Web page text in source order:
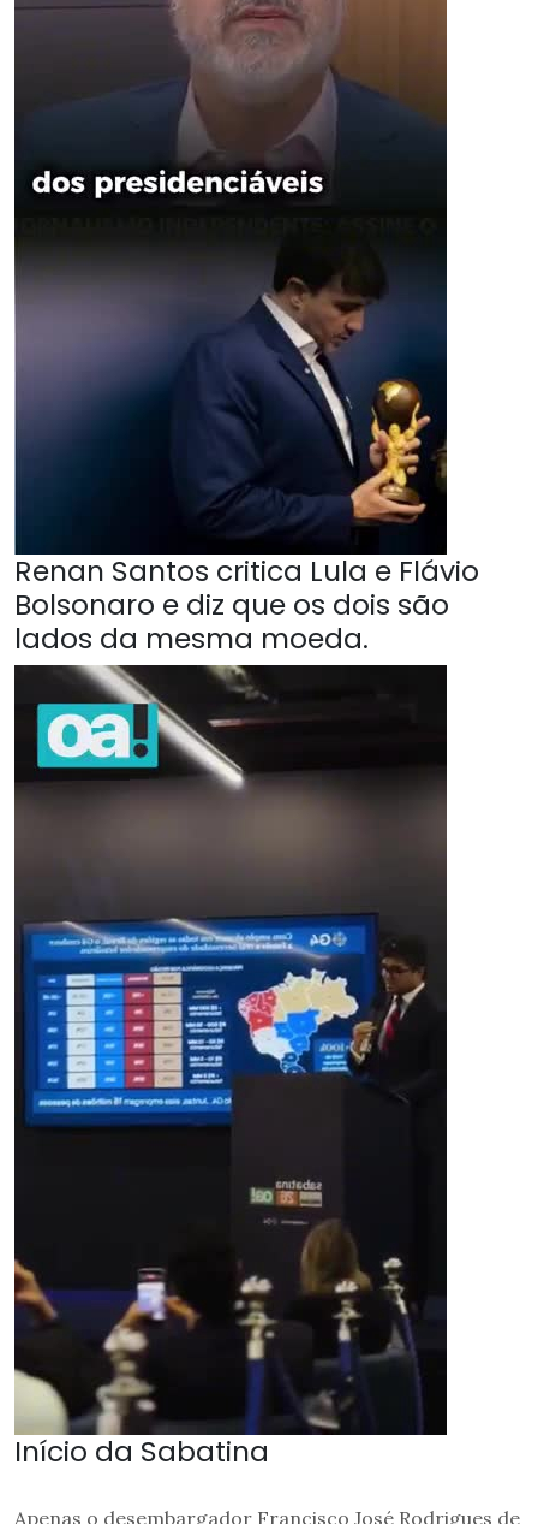
Renan Santos critica Lula e Flávio
Bolsonaro e diz que os dois são
lados da mesma moeda.
Início da Sabatina
Apenas o desembargador Francisco José Rodrigues de